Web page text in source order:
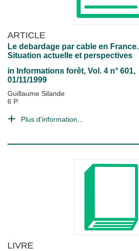
ARTICLE
Le debardage par cable en France.
Situation actuelle et perspectives
in Informations forêt, Vol. 4 n° 601,
01/11/1999
Guillaume Silande
6 P.
Plus d'information...
LIVRE